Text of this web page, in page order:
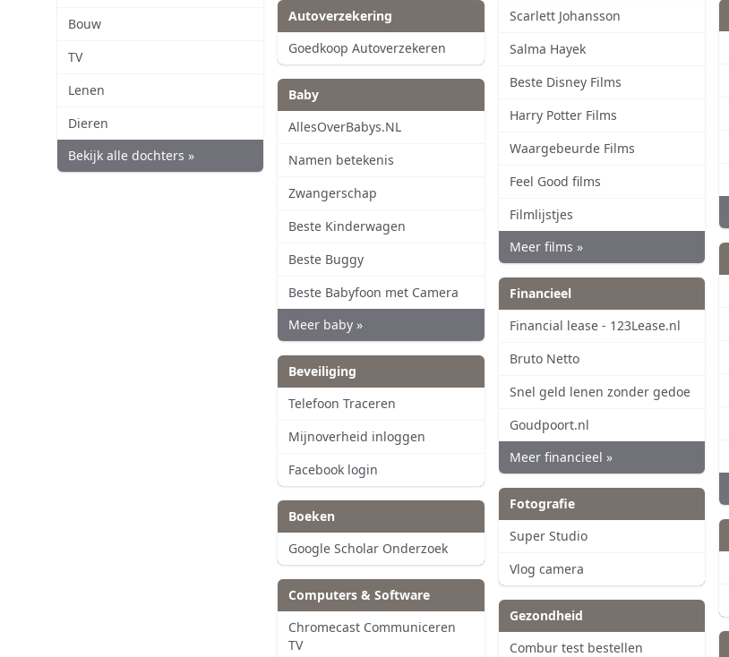
Bouw
TV
Lenen
Dieren
Bekijk alle dochters »
Autoverzekering
Goedkoop Autoverzekeren
Baby
AllesOverBabys.NL
Namen betekenis
Zwangerschap
Beste Kinderwagen
Beste Buggy
Beste Babyfoon met Camera
Meer baby »
Beveiliging
Telefoon Traceren
Mijnoverheid inloggen
Facebook login
Boeken
Google Scholar Onderzoek
Computers & Software
Chromecast Communiceren
TV
Scarlett Johansson
Salma Hayek
Beste Disney Films
Harry Potter Films
Waargebeurde Films
Feel Good films
Filmlijstjes
Meer films »
Financieel
Financial lease - 123Lease.nl
Bruto Netto
Snel geld lenen zonder gedoe
Goudpoort.nl
Meer financieel »
Fotografie
Super Studio
Vlog camera
Gezondheid
Combur test bestellen